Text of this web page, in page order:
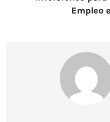
Empleo